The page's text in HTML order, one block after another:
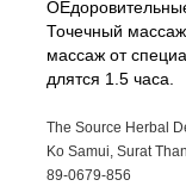
Точечный
массаж от
длятся 1.5 часа.
The Source Herbal
Ko Samui, Surat
89-0679-856